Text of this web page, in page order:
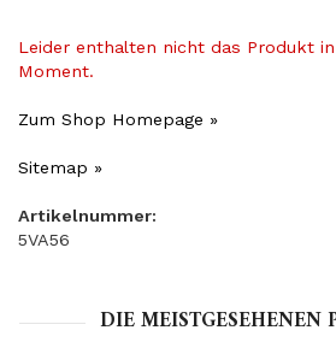
Leider enthalten nicht das Produkt
Moment.
Zum Shop Homepage »
Sitemap »
Artikelnummer:
5VA56
DIE MEISTGESEHENEN